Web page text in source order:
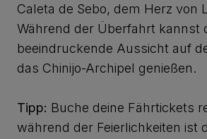
Caleta de Sebo, dem Herz von
Während der Überfahrt kannst
beeindruckende Aussicht auf
das Chinijo-Archipel genießen.
Tipp: Buche deine Fährtickets
während der Feierlichkeiten ist